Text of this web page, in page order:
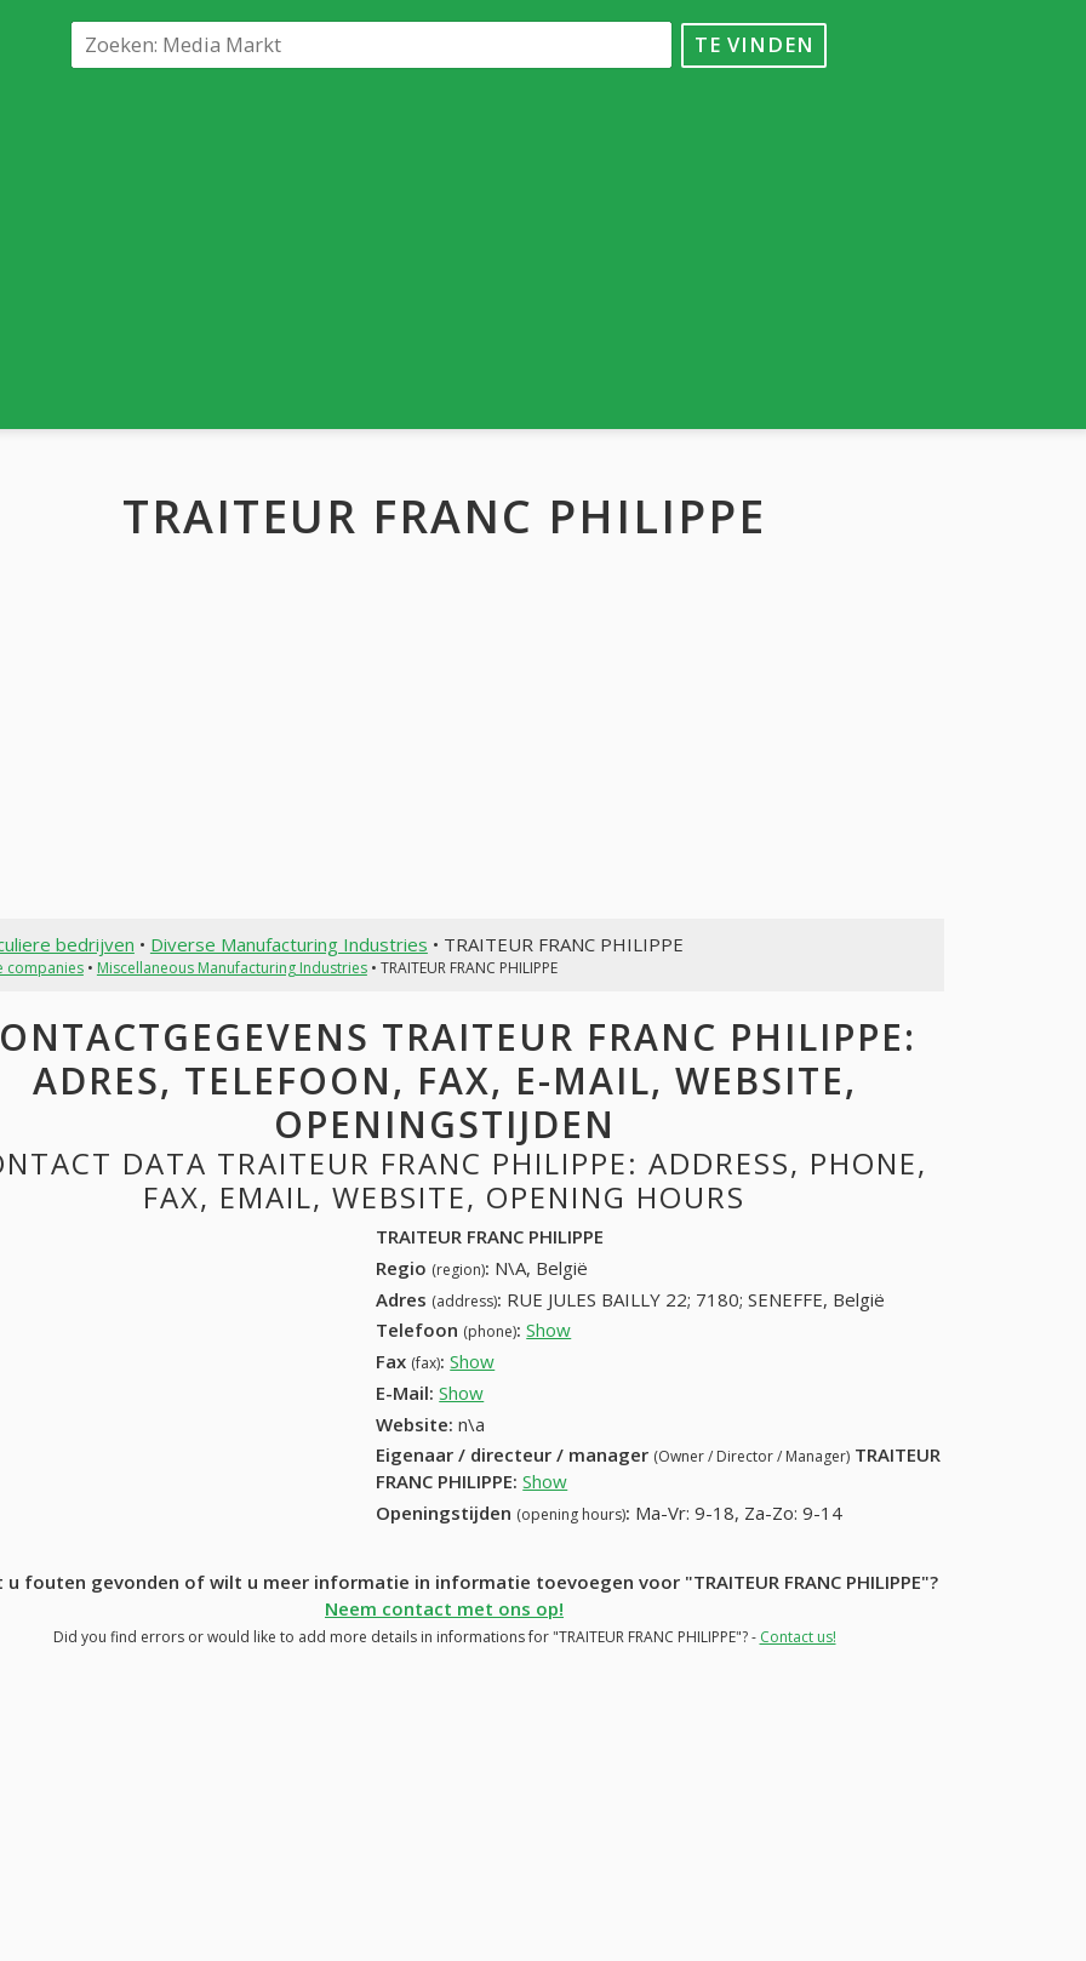
TE VINDEN
TRAITEUR FRANC PHILIPPE
bedrijven • Diverse Manufacturing Industries • TRAITEUR FRANC PHILIPPE
companies• Miscellaneous Manufacturing Industries• TRAITEUR FRANC PHILIPPE
TRAITEUR FRANC PHILIPPE:
ADRES, TELEFOON, FAX, E-MAIL, WEBSITE,
OPENINGSTIJDEN
DATA TRAITEUR FRANC PHILIPPE: ADDRESS, PHONE,
FAX, EMAIL, WEBSITE, OPENING HOURS
TRAITEUR FRANC PHILIPPE
Regio (region): N\A, België
Adres (address): RUE JULES BAILLY 22; 7180; SENEFFE, België
Telefoon (phone): Show
Fax (fax): Show
E-Mail: Show
Website: n\a
Eigenaar / directeur / manager (Owner / Director / Manager) TRAITEUR
FRANC PHILIPPE: Show
Openingstijden (opening hours): Ma-Vr: 9-18, Za-Zo: 9-14
u fouten gevonden of wilt u meer informatie in informatie toevoegen voor "TRAITEUR FRANC PHILIPPE"?
Neem contact met ons op!
Did you find errors or would like to add more details in informations for "TRAITEUR FRANC PHILIPPE"? - Contact us!